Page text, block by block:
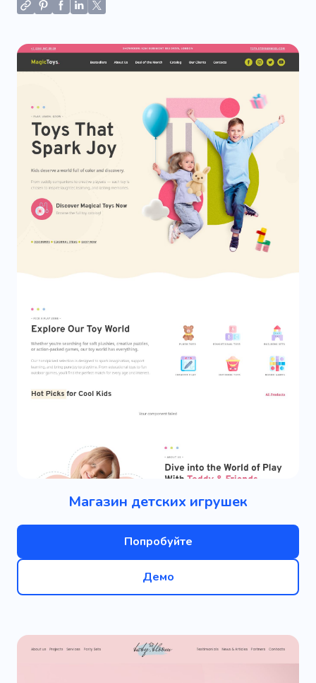
Магазин детских игрушек
Попробуйте
Демо